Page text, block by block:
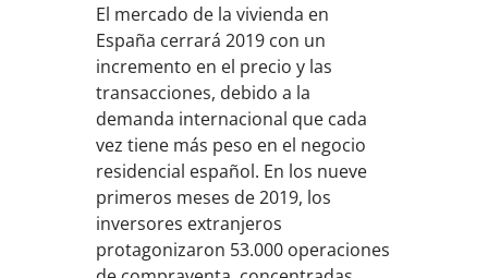
El mercado de la vivienda en
España cerrará 2019 con un
incremento en el precio y las
transacciones, debido a la
demanda internacional que cada
vez tiene más peso en el negocio
residencial español. En los nueve
primeros meses de 2019, los
inversores extranjeros
protagonizaron 53.000 operaciones